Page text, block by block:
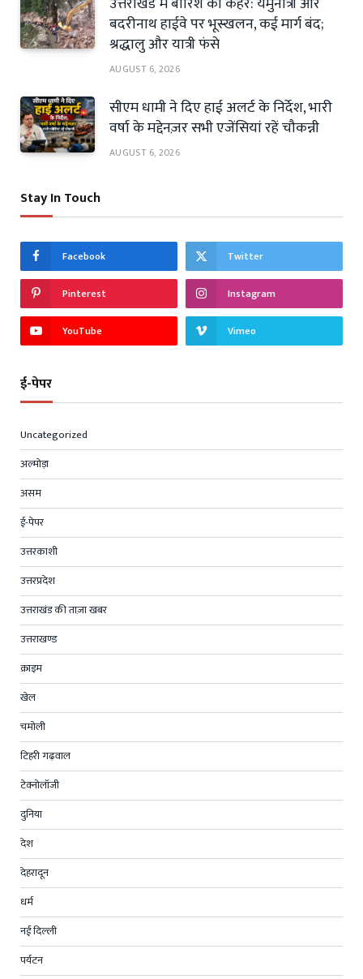
बदरीनाथ हाईवे पर भूस्खलन, कई मार्ग बंद;
श्रद्धालु और यात्री फंसे
AUGUST 6, 2026
सीएम धामी ने दिए हाई अलर्ट के निर्देश, भारी
वर्षा के मद्देनज़र सभी एजेंसियां रहें चौकन्नी
AUGUST 6, 2026
Stay In Touch
Facebook Twitter
Pinterest Instagram
YouTube Vimeo
ई-पेपर
Uncategorized
अल्मोड़ा
असम
ई-पेपर
उत्तरकाशी
उत्तरप्रदेश
उत्तराखंड की ताज़ा खबर
उत्तराखण्ड
क्राइम
खेल
चमोली
टिहरी गढ़वाल
टेक्नोलॉजी
दुनिया
देश
देहरादून
धर्म
नई दिल्ली
पर्यटन